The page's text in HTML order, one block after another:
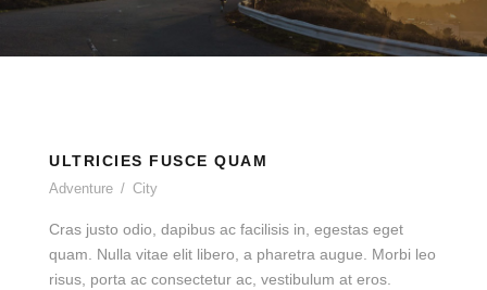
ULTRICIES FUSCE QUAM
Adventure / City
Cras justo odio, dapibus ac facilisis in, egestas eget
quam. Nulla vitae elit libero, a pharetra augue. Morbi leo
risus, porta ac consectetur ac, vestibulum at eros.